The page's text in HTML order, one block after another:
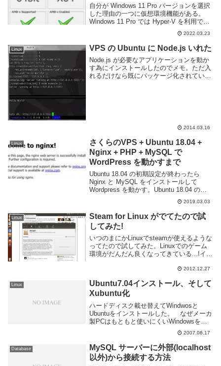
自分が Windows 11 Pro バージョンを選択
した理由の一つに仮想環境機能がある。
Windows 11 Pro では Hyper-V を利用でき
るため、少し設定するだけで簡単に仮想マ
シンを実行できる。Hyper-V を利用する準
備ま...
2022.03.23
Linux VPS の Ubuntu に Node.js いれた
Node.js が必要なアプリケーションを動か
す為にインストールしたのでメモ。ただ入
れるだけなら既にパッケージ化されている
2014.03.16
Linux
さくらのVPS + Ubuntu 18.04 +
Nginx + PHP + MySQL で
WordPress を動かすまで
Ubuntu 18.04 の初期設定が終わったら
Nginx と MySQL をインストールして
Wordpress を動かす。Ubuntu 18.04 の初
期設定については以下に書いた。Nginx の
インストールまずは Nginx のイン...
2019.03.03
Linux
Steam for Linux がでてたので試
してみた!
いつのまにかLinuxでsteamが使えるような
ってたので試してみた。Linuxでのゲーム
環境がだんだん良くなってきている...!イン
ルが配布されているのでそれを使用するだ
2012.12.27
Linux
Ubuntu7.04インストール、そして
Xubuntu化
ハードディスク載せ替えてWindwosと
Ubuntuをインストールした。 なぜメーカ
製PCはもともと使いにくいWindowsをさ
らに使えなくするソフトばかりいれてるの
か不思議でならない。とりあえず先に
Windowsを入れておくとLinux側...
2007.06.17
Database
MySQL サーバーに外部(localhost
以外)から接続する方法